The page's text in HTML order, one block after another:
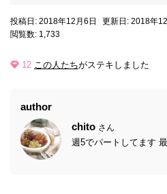
投稿日: 2018年12月6日
更新日: 2018年
閲覧数: 1,733
12 この人たちがステキしました
author
chito さん
週5でパートしてます